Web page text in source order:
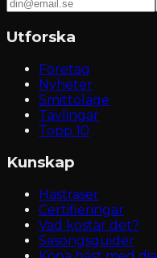
Utforska
Företag
Nyheter
Smittoläge
Tävlingar
Topp 10
Kunskap
Hästraser
Certifieringar
Vad kostar det?
Säsongsguider